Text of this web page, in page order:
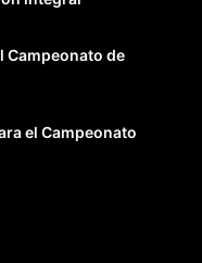
Campeonato de
el Campeonato